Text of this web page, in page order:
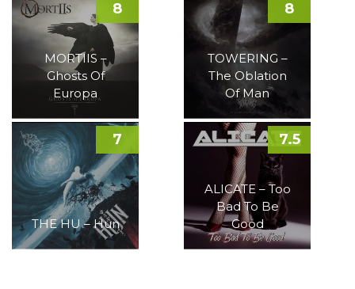
MORTIIS –
Ghosts Of
Europa
8
TOWERING –
The Oblation
Of Man
8
THE HU – Hun
7
ALICATE – Too
Bad To Be
Good
7.5